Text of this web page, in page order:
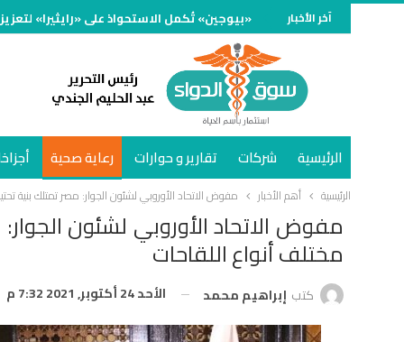
آخر الأخبار «بيوجين» تُكمل الاستحواذ على «رايثيرا»
الرئيسية شركات تقارير و حوارات رعاية صحية
الرئيسية أهم الأخبار مفوض الاتحاد الأوروبي لشئون الجوار: مصر تمتلك بنية
مفوض الاتحاد الأوروبي لشئون
مختلف أنواع اللقاحات
كتب إبراهيم محمد الأحد 24 أكتوبر, 2021 7:32 م